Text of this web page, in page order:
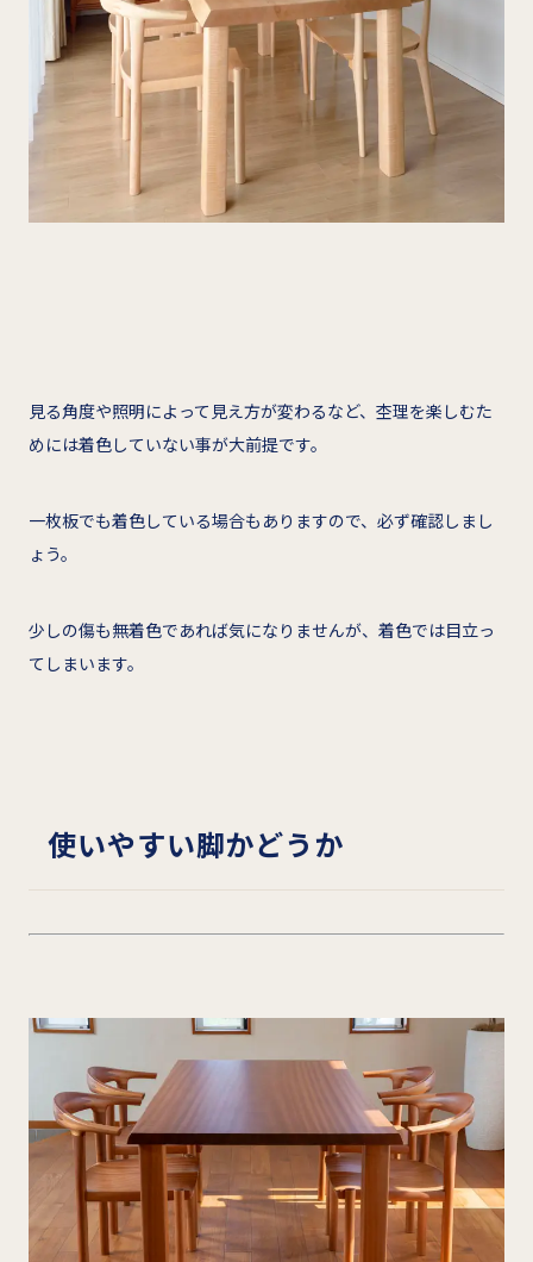
見る角度や照明によって見え方が変わるなど、杢理を楽しむた
めには着色していない事が大前提です。
一枚板でも着色している場合もありますので、必ず確認しまし
ょう。
少しの傷も無着色であれば気になりませんが、着色では目立っ
てしまいます。
使いやすい脚かどうか